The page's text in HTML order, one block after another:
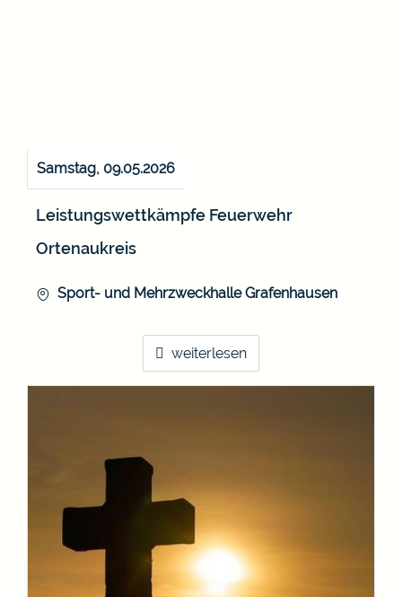
Samstag, 09.05.2026
Leistungswettkämpfe Feuerwehr
Ortenaukreis
Sport- und Mehrzweckhalle Grafenhausen
weiterlesen